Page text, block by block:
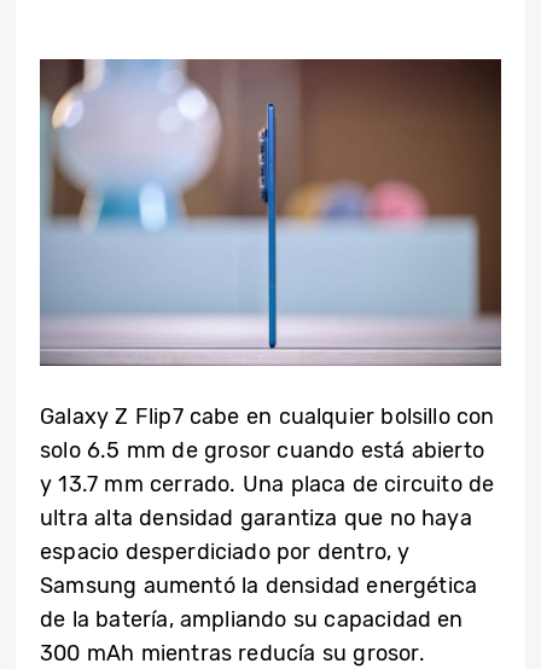
Galaxy Z Flip7 cabe en cualquier bolsillo con
solo 6.5 mm de grosor cuando está abierto
y 13.7 mm cerrado. Una placa de circuito de
ultra alta densidad garantiza que no haya
espacio desperdiciado por dentro, y
Samsung aumentó la densidad energética
de la batería, ampliando su capacidad en
300 mAh mientras reducía su grosor.